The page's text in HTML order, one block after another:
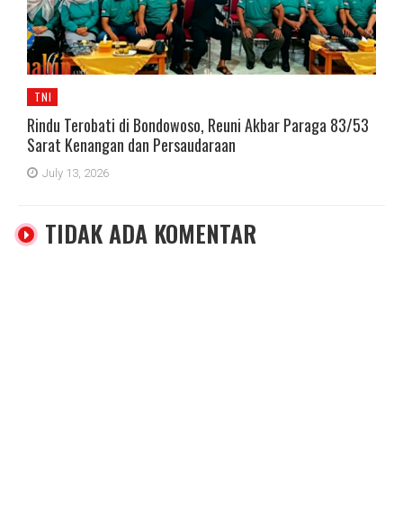
TNI
Rindu Terobati di Bondowoso, Reuni Akbar Paraga 83/53
Sarat Kenangan dan Persaudaraan
July 13, 2026
TIDAK ADA KOMENTAR